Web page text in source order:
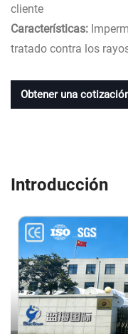
cliente
Características:
tratado contra los
Obtener una
Introducción